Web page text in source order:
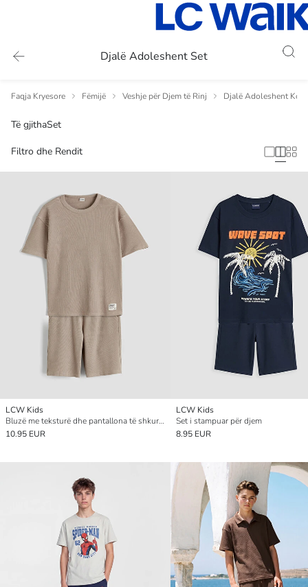
Djalë Adoleshent Set
Faqja Kryesore Fëmijë Veshje për Djem të Rinj Djalë Adoleshent
Të gjithaSet
Filtro dhe Rendit
LCW Kids
Bluzë me teksturë dhe pantallona të shkurtra për djem
10.95 EUR
LCW Kids
Set i stampuar për djem
8.95 EUR